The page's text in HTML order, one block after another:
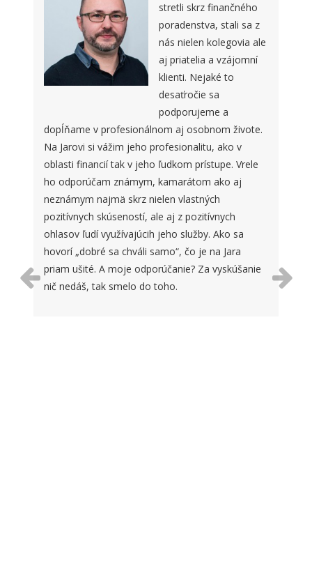
stretli skrz finančného
poradenstva, stali sa z
nás nielen kolegovia ale
aj priatelia a vzájomní
klienti. Nejaké to
desaťročie sa
podporujeme a
dopĺňame v profesionálnom aj osobnom živote.
Na Jarovi si vážim jeho profesionalitu, ako v
oblasti financií tak v jeho ľudkom prístupe. Vrele
ho odporúčam známym, kamarátom ako aj
neznámym najmä skrz nielen vlastných
pozitívnych skúseností, ale aj z pozitívnych
ohlasov ľudí využívajúcih jeho služby. Ako sa
hovorí „dobré sa chváli samo“, čo je na Jara
priam ušité. A moje odporúčanie? Za vyskúšanie
nič nedáš, tak smelo do toho.